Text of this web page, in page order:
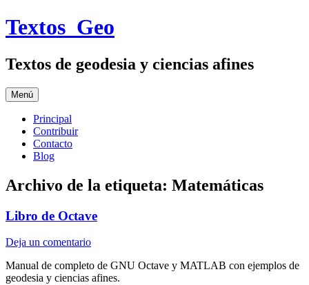
Saltar
al
Textos_Geo
Textos de geodesia y ciencias afines
Menú
Principal
Contribuir
Contacto
Blog
Archivo de la etiqueta: Matemáticas
Libro de Octave
Deja un comentario
Manual de completo de GNU Octave y MATLAB con ejemplos de
geodesia y ciencias afines.